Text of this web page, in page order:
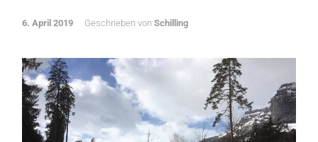
6. April 2019 Geschrieben von Schilling